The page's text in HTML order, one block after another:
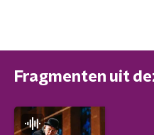
Fragmenten uit